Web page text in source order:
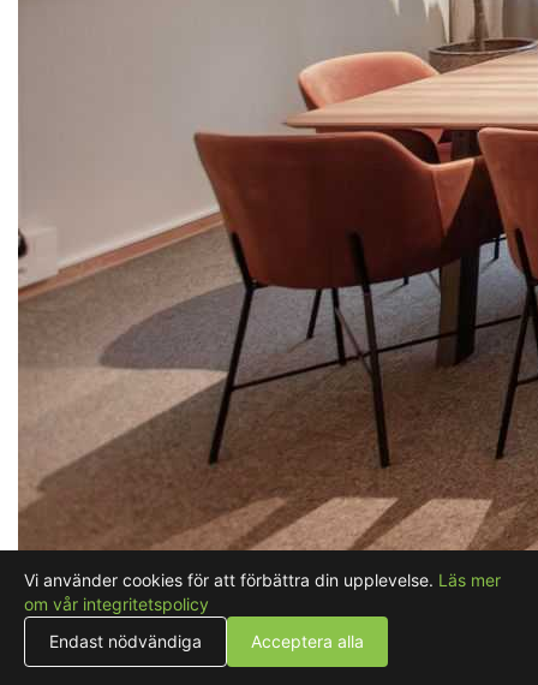
Vi använder cookies för att förbättra din upplevelse. Läs mer
om vår integritetspolicy
Endast nödvändiga
Acceptera alla